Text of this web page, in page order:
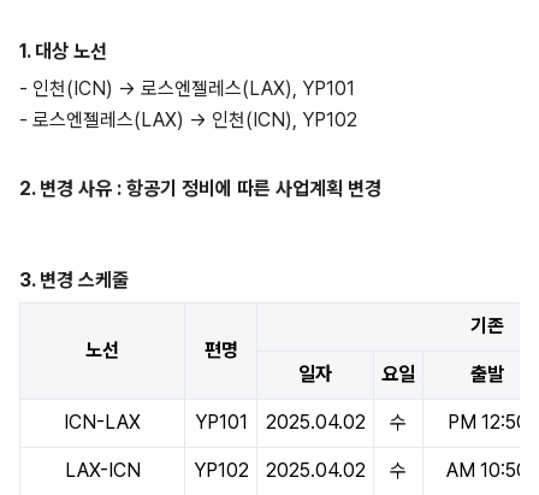
1. 대상 노선
- 인천(ICN) -> 로스엔젤레스(LAX), YP101
- 로스엔젤레스(LAX) -> 인천(ICN), YP102
2. 변경 사유 : 항공기 정비에 따른 사업계획 변경
3. 변경 스케줄
노선 편명
기존
일자 요일 출발
ICN-LAX YP101 2025.04.02 수 PM 12:50
LAX-ICN YP102 2025.04.02 수
AM 10:50